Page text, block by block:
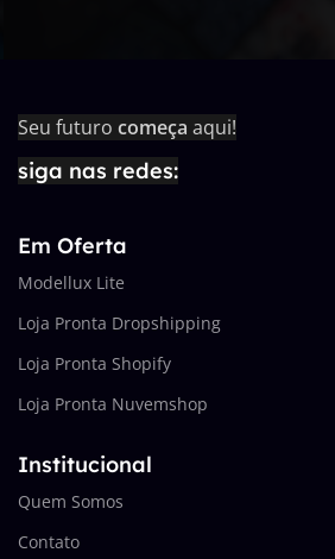
Seu futuro começa aqui!
siga nas redes:
Em Oferta
Modellux Lite
Loja Pronta Dropshipping
Loja Pronta Shopify
Loja Pronta Nuvemshop
Institucional
Quem Somos
Contato